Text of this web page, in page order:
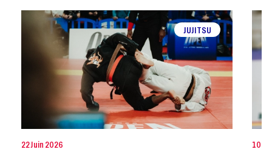
JUJITSU
22 Juin 2026 10